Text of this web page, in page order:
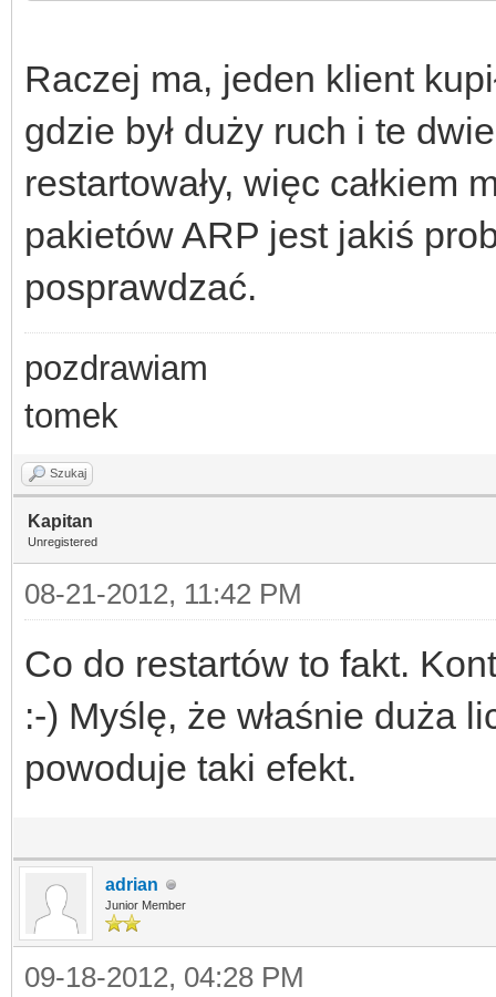
Raczej ma, jeden klient
gdzie był duży ruch i te
restartowały, więc całkiem
pakietów ARP jest jakiś
posprawdzać.
pozdrawiam
tomek
Szukaj
Kapitan
Unregistered
08-21-2012, 11:42 PM
Co do restartów to fakt.
:-) Myślę, że właśnie duża
powoduje taki efekt.
adrian
Junior Member
09-18-2012, 04:28 PM